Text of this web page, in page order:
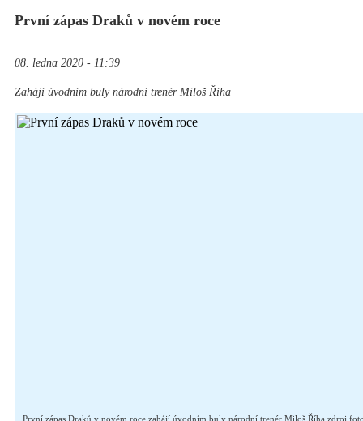
První zápas Draků v novém roce
08. ledna 2020 - 11:39
Zahájí úvodním buly národní trenér Miloš Říha
První zápas Draků v novém roce zahájí úvodním buly národní trenér Miloš Říha zdroj